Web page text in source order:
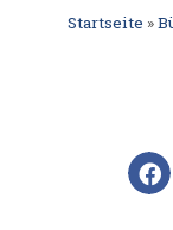
Startseite »